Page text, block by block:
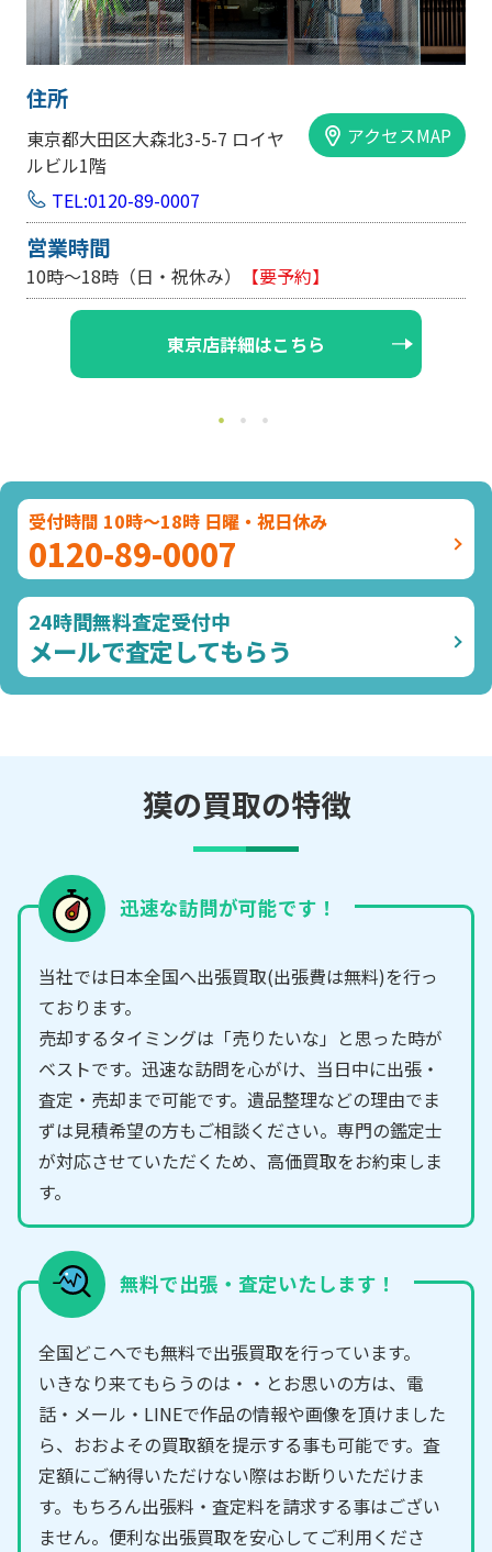
アクセスMAP
大阪市中央区内平野町1-1-5 西大
TEL:0120-89-0007
10時～18時（日・祝休み/土曜は不定休
大阪店詳細はこちら
受付時間 10時～18時 日曜・祝日休み
0120-89-0007
24時間無料査定受付中
メールで査定してもらう
獏の買取の特徴
迅速な訪問が可能です！
当社では日本全国へ出張買取(出張費は無料)を行っ
ております。
売却するタイミングは「売りたいな」と思った時が
ベストです。迅速な訪問を心がけ、当日中に出張・
査定・売却まで可能です。遺品整理などの理由でま
ずは見積希望の方もご相談ください。専門の鑑定士
が対応させていただくため、高価買取をお約束しま
す。
無料で出張・査定いたします！
全国どこへでも無料で出張買取を行っています。
いきなり来てもらうのは・・とお思いの方は、電
話・メール・LINEで作品の情報や画像を頂けました
ら、おおよその買取額を提示する事も可能です。査
定額にご納得いただけない際はお断りいただけま
す。もちろん出張料・査定料を請求する事はござい
ません。便利な出張買取を安心してご利用くださ